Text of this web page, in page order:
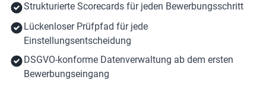
Strukturierte Scorecards für jeden Bewerbungsschritt
Lückenloser Prüfpfad für jede
Einstellungsentscheidung
DSGVO-konforme Datenverwaltung ab dem ersten
Bewerbungseingang